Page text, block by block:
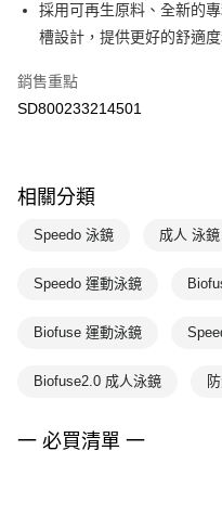
宅配-本島
每筆NT$100，滿NT$1,500(含
採用可再生原料、全新的
槽設計，提供更好的舒適度
銷售重點
SD800233214501
相關分類
Speedo 泳鏡 成人 泳鏡
Speedo 運動泳鏡
Biofuse 運動泳鏡
Biofuse2.0 成人泳鏡
一 必買清單 一